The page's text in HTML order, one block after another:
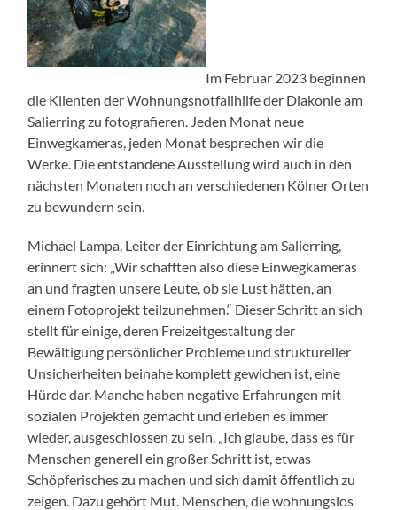
Im Februar 2023 beginnen
die Klienten der Wohnungsnotfallhilfe der Diakonie am
Salierring zu fotografieren. Jeden Monat neue
Einwegkameras, jeden Monat besprechen wir die
Werke. Die entstandene Ausstellung wird auch in den
nächsten Monaten noch an verschiedenen Kölner Orten
zu bewundern sein.
Michael Lampa, Leiter der Einrichtung am Salierring,
erinnert sich: „Wir schafften also diese Einwegkameras
an und fragten unsere Leute, ob sie Lust hätten, an
einem Fotoprojekt teilzunehmen.“ Dieser Schritt an sich
stellt für einige, deren Freizeitgestaltung der
Bewältigung persönlicher Probleme und struktureller
Unsicherheiten beinahe komplett gewichen ist, eine
Hürde dar. Manche haben negative Erfahrungen mit
sozialen Projekten gemacht und erleben es immer
wieder, ausgeschlossen zu sein. „Ich glaube, dass es für
Menschen generell ein großer Schritt ist, etwas
Schöpferisches zu machen und sich damit öffentlich zu
zeigen. Dazu gehört Mut. Menschen, die wohnungslos